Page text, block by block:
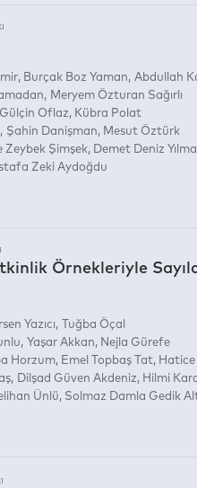
Burçak Boz Yaman
Abdullah
Meryem Özturan Sağırlı
Gülçin Oflaz
Kübra Polat
Şahin Danişman
Mesut Öztürk
Zeybek Şimşek
Demet Deniz
Zeki Aydoğdu
Örnekleriyle
Yazıcı
Tuğba Öçal
Yaşar Akkan
Nejla Gürefe
Horzum Emel Topbaş Tat
Dilşad Güven Akdeniz
Hilmi
Ünlü Solmaz Damla Gedik